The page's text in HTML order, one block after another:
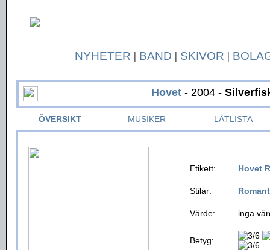
NYHETER | BAND | SKIVOR |
Hovet- 2004 -
ÖVERSIKT MUSIKER LÅTLISTA
Etikett: Hovet
Stilar:
Värde: inga
Betyg: